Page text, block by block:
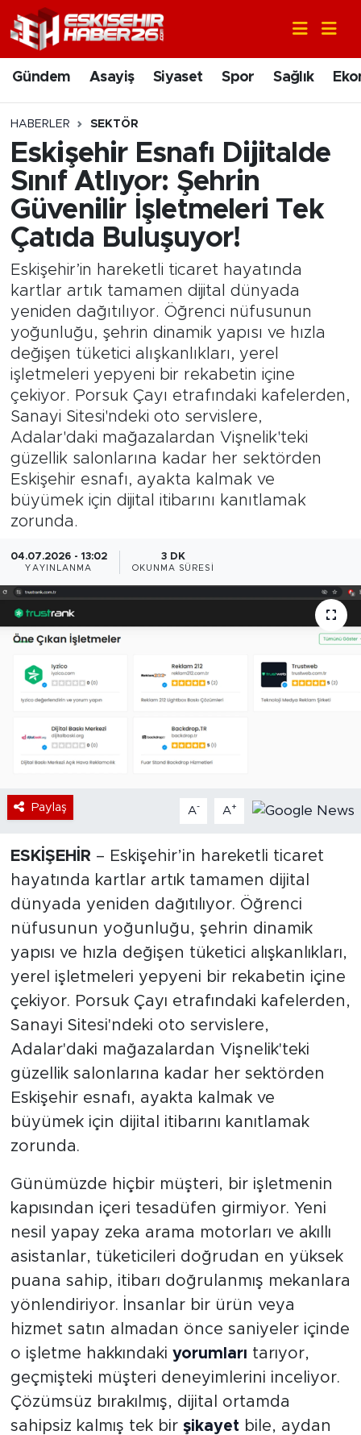
Gündem Asayiş Siyaset Spor Sağlık
HABERLER SEKTÖR
Eskişehir Esnafı Dijitalde
Sınıf Atlıyor: Şehrin
Güvenilir İşletmeleri Tek
Çatıda Buluşuyor!
Eskişehir’in hareketli ticaret hayatında
kartlar artık tamamen dijital dünyada
yeniden dağıtılıyor. Öğrenci nüfusunun
yoğunluğu, şehrin dinamik yapısı ve hızla
değişen tüketici alışkanlıkları, yerel
işletmeleri yepyeni bir rekabetin içine
çekiyor. Porsuk Çayı etrafındaki kafelerden,
Sanayi Sitesi'ndeki oto servislere,
Adalar'daki mağazalardan Vişnelik'teki
güzellik salonlarına kadar her sektörden
Eskişehir esnafı, ayakta kalmak ve
büyümek için dijital itibarını kanıtlamak
zorunda.
04.07.2026 - 13:02
YAYINLANMA
3 DK
OKUNMA SÜRESI
Paylaş A- A+
ESKİŞEHİR – Eskişehir’in hareketli ticaret
hayatında kartlar artık tamamen dijital
dünyada yeniden dağıtılıyor. Öğrenci
nüfusunun yoğunluğu, şehrin dinamik
yapısı ve hızla değişen tüketici alışkanlıkları,
yerel işletmeleri yepyeni bir rekabetin içine
çekiyor. Porsuk Çayı etrafındaki kafelerden,
Sanayi Sitesi'ndeki oto servislere,
Adalar'daki mağazalardan Vişnelik'teki
güzellik salonlarına kadar her sektörden
Eskişehir esnafı, ayakta kalmak ve
büyümek için dijital itibarını kanıtlamak
zorunda.
Günümüzde hiçbir müşteri, bir işletmenin
kapısından içeri tesadüfen girmiyor. Yeni
nesil yapay zeka arama motorları ve akıllı
asistanlar, tüketicileri doğrudan en yüksek
puana sahip, itibarı doğrulanmış mekanlara
yönlendiriyor. İnsanlar bir ürün veya
hizmet satın almadan önce saniyeler içinde
o işletme hakkındaki yorumları tarıyor,
geçmişteki müşteri deneyimlerini inceliyor.
Çözümsüz bırakılmış, dijital ortamda
sahipsiz kalmış tek bir şikayetbile, aydan
Gündem
Asayiş
Siyaset
Spor
Sağlık
Ekonomi
Eğitim
Sanat
Bölge
Teknoloji
Magazin
Dünya
Sektör
Nöbetçi Eczaneler
Hava Durumu
Trafik Durumu
Süper Lig Puan Durumu ve Fikstür
Tüm Manşetler
Son Dakika Haberleri
Haber Arşivi